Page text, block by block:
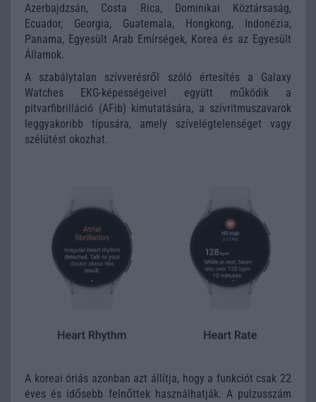
Azerbajdzsán, Costa Rica, Dominikai Köztársaság,
Ecuador, Georgia, Guatemala, Hongkong, Indonézia,
Panama, Egyesült Arab Emírségek, Korea és az Egyesült
Államok.
A szabálytalan szívverésről szóló értesítés a Galaxy
Watches EKG-képességeivel együtt működik a
pitvarfibrilláció (AFib) kimutatására, a szívritmuszavarok
leggyakoribb típusára, amely szívelégtelenséget vagy
szélütést okozhat.
A koreai óriás azonban azt állítja, hogy a funkciót csak 22
éves és idősebb felnőttek használhatják. A pulzusszám